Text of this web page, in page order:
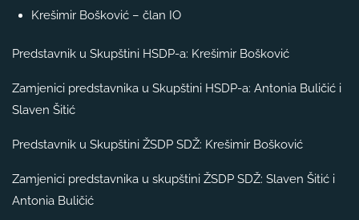
Krešimir Bošković – član IO
Predstavnik u Skupštini HSDP-a: Krešimir Bošković
Zamjenici predstavnika u Skupštini HSDP-a: Antonia Buličić i
Slaven Šitić
Predstavnik u Skupštini ŽSDP SDŽ: Krešimir Bošković
Zamjenici predstavnika u skupštini ŽSDP SDŽ: Slaven Šitić i
Antonia Buličić